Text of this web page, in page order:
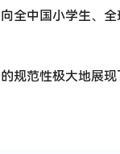
全中国小学生、
规范性极大地展现